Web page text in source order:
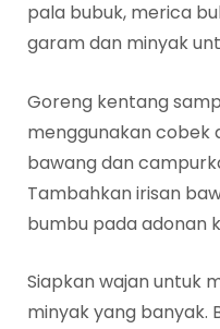
pala bubuk, merica
garam dan minyak
Goreng kentang
menggunakan cobek
bawang dan
Tambahkan irisan
bumbu pada adonan
Siapkan wajan untuk
minyak yang banyak.